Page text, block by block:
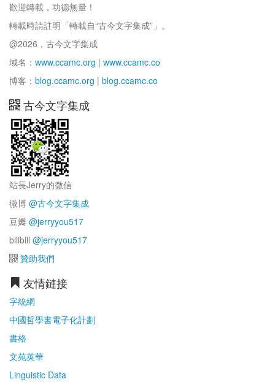
歡迎轉載，功德無量！
轉載時請註明「轉載自“古今文字集成”」。
@2026，古今文字集成
域名： www.ccamc.org | www.ccamc.co
博客： blog.ccamc.org | blog.ccamc.co
古今文字集成
站長Jerry的微信
微博 @古今文字集成
豆瓣 @jerryyou517
bilibili @jerryyou517
贊助我們
友情鏈接
字統網
中國哲學書電子化計劃
書格
文苑英華
Linguistic Data